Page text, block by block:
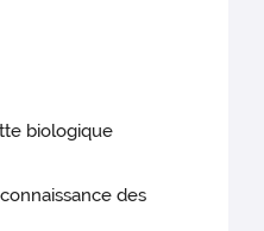
biologique
des